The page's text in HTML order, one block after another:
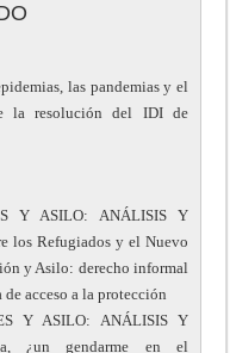
las pandemias y el
la resolución del IDI de
Y ASILO: ANÁLISIS Y
los Refugiados y el Nuevo
y Asilo: derecho informal
acceso a la protección
Y ASILO: ANÁLISIS Y
¿un gendarme en el